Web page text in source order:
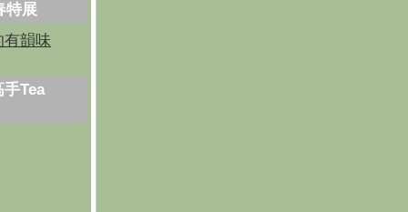
特展
有韻味
Tea